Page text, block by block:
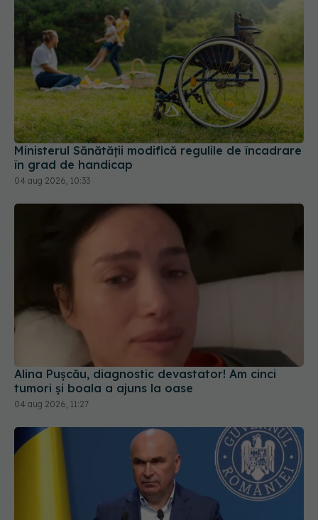
Ministerul Sănătății modifică regulile de încadrare
în grad de handicap
04 aug 2026, 10:33
Alina Pușcău, diagnostic devastator! Am cinci
tumori și boala a ajuns la oase
04 aug 2026, 11:27